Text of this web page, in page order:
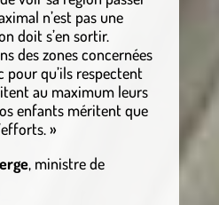
n’est pas une
doit s’en sortir.
des zones concernées
pour qu’ils respectent
au maximum leurs
enfants méritent que
»
, ministre de